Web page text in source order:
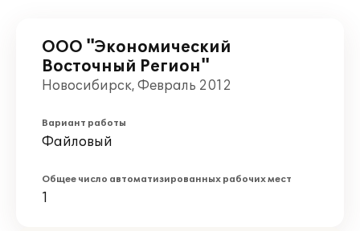
ООО "Экономический
Восточный Регион"
Новосибирск, Февраль 2012
Вариант работы
Файловый
Общее число автоматизированных рабочих мест
1